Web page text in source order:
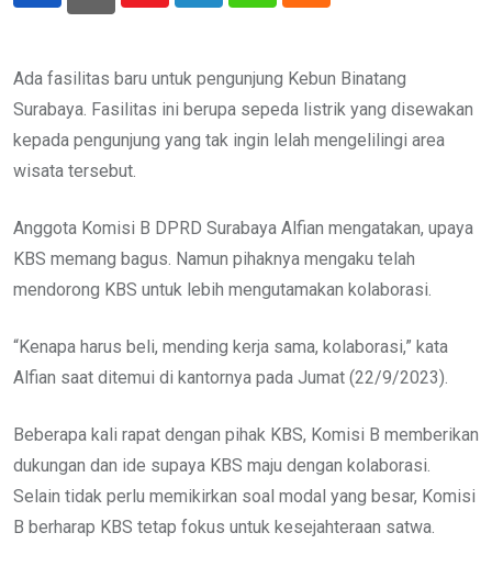
Ada fasilitas baru untuk pengunjung Kebun Binatang
Surabaya. Fasilitas ini berupa sepeda listrik yang disewakan
kepada pengunjung yang tak ingin lelah mengelilingi area
wisata tersebut.
Anggota Komisi B DPRD Surabaya Alfian mengatakan, upaya
KBS memang bagus. Namun pihaknya mengaku telah
mendorong KBS untuk lebih mengutamakan kolaborasi.
“Kenapa harus beli, mending kerja sama, kolaborasi,” kata
Alfian saat ditemui di kantornya pada Jumat (22/9/2023).
Beberapa kali rapat dengan pihak KBS, Komisi B memberikan
dukungan dan ide supaya KBS maju dengan kolaborasi.
Selain tidak perlu memikirkan soal modal yang besar, Komisi
B berharap KBS tetap fokus untuk kesejahteraan satwa.